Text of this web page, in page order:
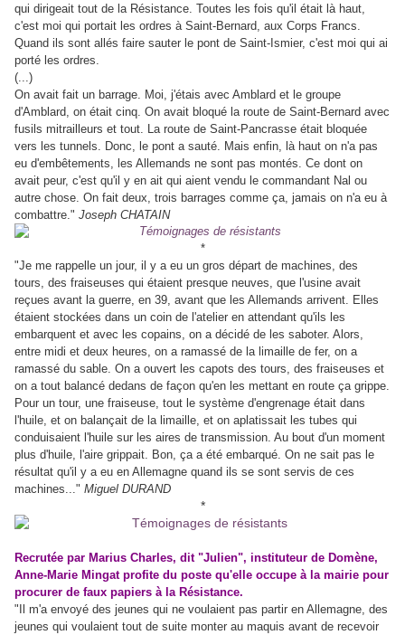
qui dirigeait tout de la Résistance. Toutes les fois qu'il était là haut,
c'est moi qui portait les ordres à Saint-Bernard, aux Corps Francs.
Quand ils sont allés faire sauter le pont de Saint-Ismier, c'est moi qui ai
porté les ordres.
(...)
On avait fait un barrage. Moi, j'étais avec Amblard et le groupe
d'Amblard, on était cinq. On avait bloqué la route de Saint-Bernard avec
fusils mitrailleurs et tout. La route de Saint-Pancrasse était bloquée
vers les tunnels. Donc, le pont a sauté. Mais enfin, là haut on n'a pas
eu d'embêtements, les Allemands ne sont pas montés. Ce dont on
avait peur, c'est qu'il y en ait qui aient vendu le commandant Nal ou
autre chose. On fait deux, trois barrages comme ça, jamais on n'a eu à
combattre." Joseph CHATAIN
*
"Je me rappelle un jour, il y a eu un gros départ de machines, des
tours, des fraiseuses qui étaient presque neuves, que l'usine avait
reçues avant la guerre, en 39, avant que les Allemands arrivent. Elles
étaient stockées dans un coin de l'atelier en attendant qu'ils les
embarquent et avec les copains, on a décidé de les saboter. Alors,
entre midi et deux heures, on a ramassé de la limaille de fer, on a
ramassé du sable. On a ouvert les capots des tours, des fraiseuses et
on a tout balancé dedans de façon qu'en les mettant en route ça grippe.
Pour un tour, une fraiseuse, tout le système d'engrenage était dans
l'huile, et on balançait de la limaille, et on aplatissait les tubes qui
conduisaient l'huile sur les aires de transmission. Au bout d'un moment
plus d'huile, l'aire grippait. Bon, ça a été embarqué. On ne sait pas le
résultat qu'il y a eu en Allemagne quand ils se sont servis de ces
machines..." Miguel DURAND
*
Recrutée par Marius Charles, dit "Julien", instituteur de Domène,
Anne-Marie Mingat profite du poste qu'elle occupe à la mairie pour
procurer de faux papiers à la Résistance.
"Il m'a envoyé des jeunes qui ne voulaient pas partir en Allemagne, des
jeunes qui voulaient tout de suite monter au maquis avant de recevoir